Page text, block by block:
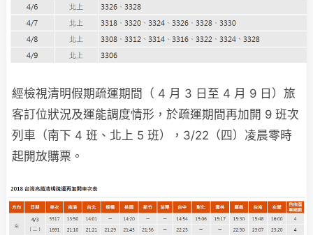
經檢視清明假期疏運期間（ 4 月 3 日至 4 月 9 日）旅
客訂位狀況及運能調度情形，於疏運期間再加開 9 班次
列車（南下 4 班、北上 5 班），3/22（四）凌晨零時
起開放購票。